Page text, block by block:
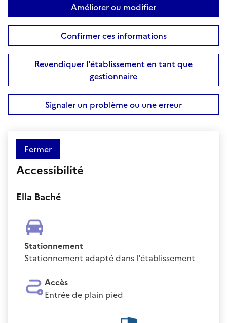
Améliorer ou modifier
Confirmer ces informations
Revendiquer l'établissement en tant que
gestionnaire
Signaler un problème ou une erreur
Fermer
Accessibilité
Ella Baché
Stationnement
Stationnement adapté dans l'établissement
Accès
Entrée de plain pied